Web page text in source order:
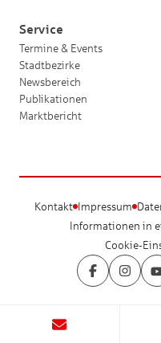
Service
Termine & Events
Stadtbezirke
Newsbereich
Publikationen
Marktbericht
Kontakt Impressum
Informationen in
Cookie-
Facebook